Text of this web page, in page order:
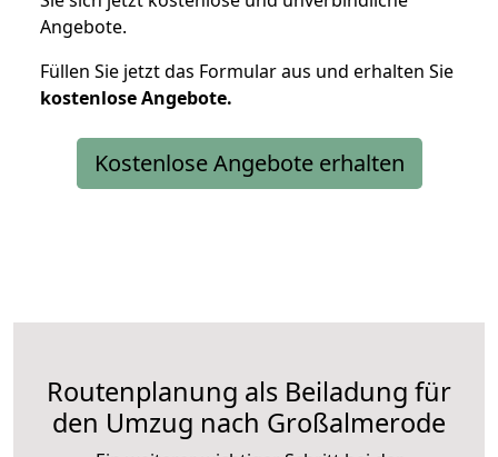
Angebote.
Füllen Sie jetzt das Formular aus und erhalten Sie
kostenloseAngebote.
Kostenlose Angebote erhalten
Routenplanung als Beiladung für
den Umzug nach Großalmerode